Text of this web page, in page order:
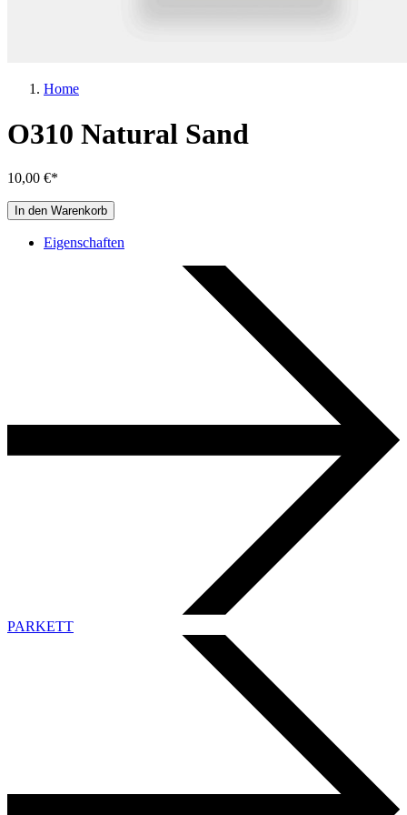
Home
O310 Natural Sand
10,00 €*
In den Warenkorb
Eigenschaften
PARKETT